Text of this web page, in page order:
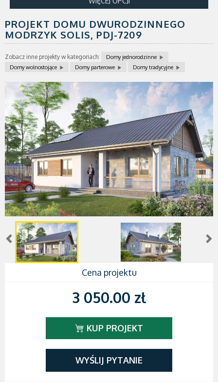
PROJEKT DOMU DWURODZINNEGO
MODRZYK SOLIS, PDJ-7209
Zobacz inne projekty w kategoriach:
Domy jednorodzinne
Domy wolnostojące
Domy parterowe Domy tradycyjne
Cena projektu
3 050.00 zł
KUP PROJEKT
WYŚLIJ PYTANIE